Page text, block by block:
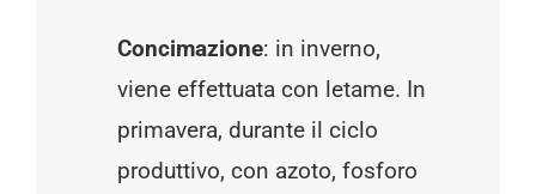
Concimazione: in inverno,
viene effettuata con letame. In
primavera, durante il ciclo
produttivo, con azoto, fosforo